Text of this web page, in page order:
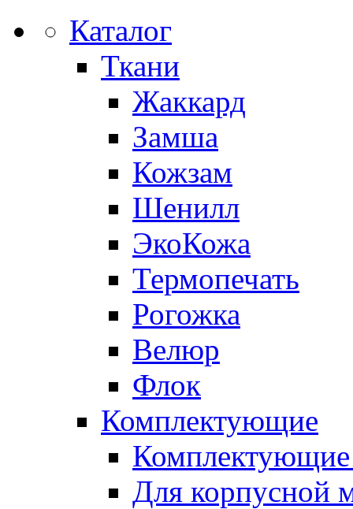
Каталог
Ткани
Жаккард
Замша
Кожзам
Шенилл
ЭкоКожа
Термопечать
Рогожка
Велюр
Флок
Комплектующие
Комплектующие
Для корпусной